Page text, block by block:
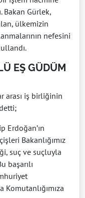
Bakan Gürlek,
ülkemizin
nefesini
EŞ GÜDÜM
arası iş birliğinin
Erdoğan’ın
Bakanlığımız
suç ve suçluyla
başarılı
Komutanlığımıza